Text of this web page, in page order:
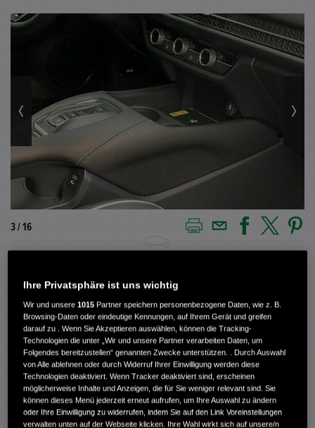
3 / 16
Kilometerstand 12.936 km
Kraftstoffart Benzin
Getriebe Automatik
Türen 5
Leistung 135 kW / 184 PS
Ihre Privatsphäre ist uns wichtig
Wir und unsere1015 Partner speichern personenbezogene Daten, wie z. B.
Browsing-Daten oder eindeutige Kennungen, auf Ihrem Gerät und greifen
darauf zu . Wenn Sie Akzeptieren auswählen, können die Tracking-
Technologien die unter „Wir und unsere Partner verarbeiten Daten, um
Folgendes bereitzustellen“ genannten Zwecke unterstützen. . Durch Auswahl
von Alle ablehnen oder durch Widerruf Ihrer Einwilligung werden diese
Technologien deaktiviert. Wenn Tracker deaktiviert sind, erscheinen
möglicherweise Inhalte und Anzeigen, die für Sie weniger relevant sind. Sie
können dieses Menü jederzeit erneut aufrufen, um Ihre Auswahl zu ändern
oder Ihre Einwilligung zu widerrufen, indem Sie auf den Link Voreinstellungen
verwalten unten auf der Webseite klicken. Ihre Wahl wirkt sich auf unsere/n